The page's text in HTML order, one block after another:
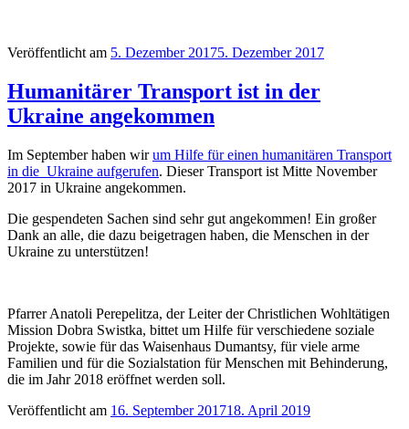
Veröffentlicht am 5. Dezember 20175. Dezember 2017
Humanitärer Transport ist in der
Ukraine angekommen
Im September haben wirum Hilfe für einen humanitären Transport
in die Ukraine aufgerufen. Dieser Transport ist Mitte November
2017 in Ukraine angekommen.
Die gespendeten Sachen sind sehr gut angekommen! Ein großer
Dank an alle, die dazu beigetragen haben, die Menschen in der
Ukraine zu unterstützen!
Pfarrer Anatoli Perepelitza, der Leiter der Christlichen Wohltätigen
Mission Dobra Swistka, bittet um Hilfe für verschiedene soziale
Projekte, sowie für das Waisenhaus Dumantsy, für viele arme
Familien und für die Sozialstation für Menschen mit Behinderung,
die im Jahr 2018 eröffnet werden soll.
Veröffentlicht am 16. September 201718. April 2019